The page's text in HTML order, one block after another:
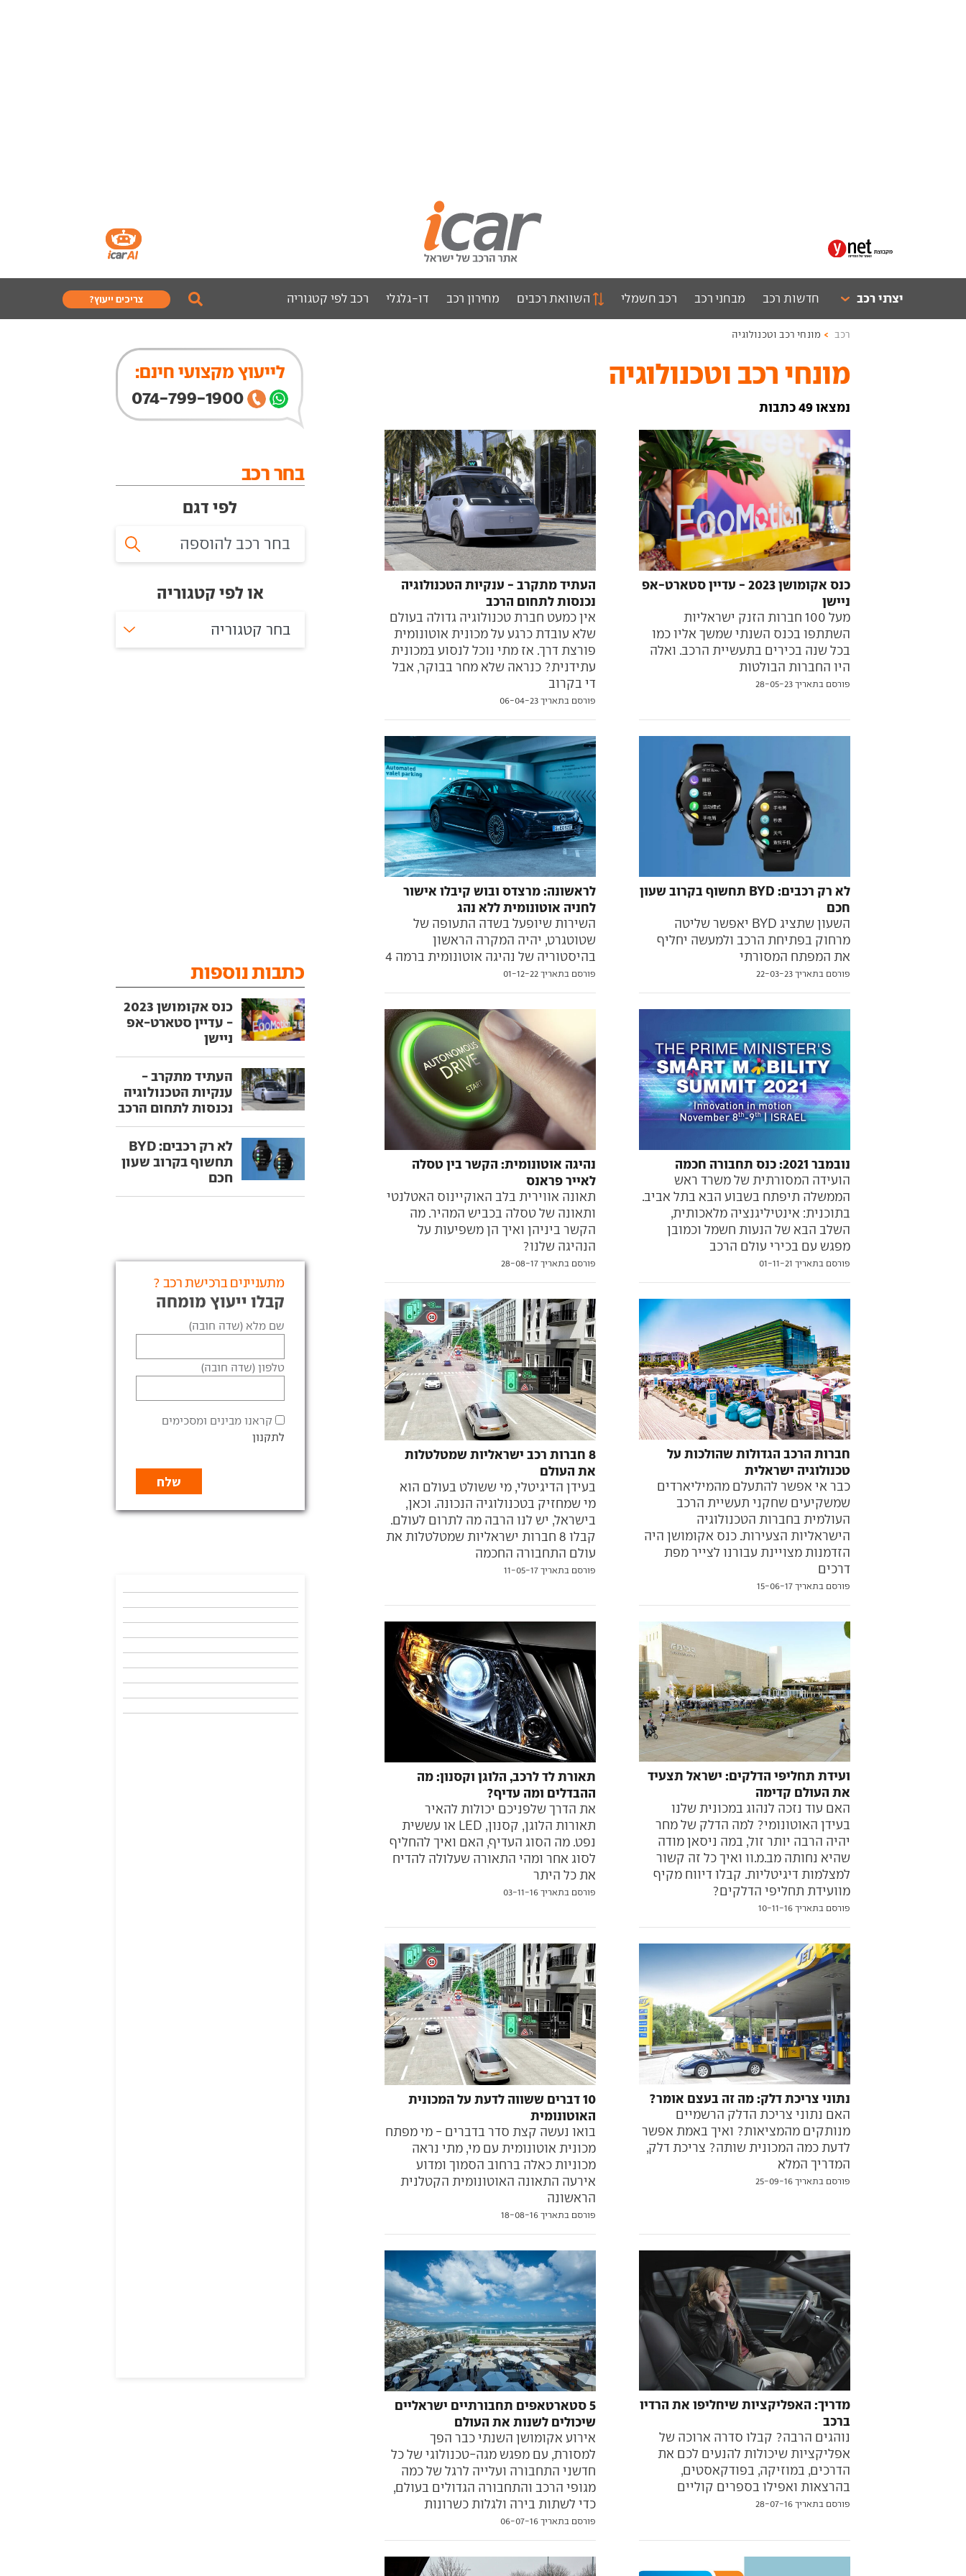
יצרני רכב חדשות רכב מבחני רכב רכב חשמלי השוואת רכבים מחירון רכב דו-גלגלי רכב לפי קטגוריה צריכים ייעוץ?
רכב מונחי רכב וטכנולוגיה
מונחי רכב וטכנולוגיה
נמצאו 49 כתבות
כנס אקומושן 2023 - עדיין סטארט-אפ
ניישן
מעל 100 חברות הזנק ישראליות
השתתפו בכנס השנתי שמשך אליו כמו
בכל שנה בכירים בתעשיית הרכב. ואלה
היו החברות הבולטות
פורסם בתאריך 28-05-23
העתיד מתקרב - ענקיות הטכנולוגיה
נכנסות לתחום הרכב
אין כמעט חברת טכנולוגיה גדולה בעולם
שלא עובדת כרגע על מכונית אוטונומית
פורצת דרך. אז מתי נוכל לנסוע במכונית
עתידנית? כנראה שלא מחר בבוקר, אבל
די בקרוב
פורסם בתאריך 06-04-23
לא רק רכבים: BYD תחשוף בקרוב שעון
חכם
השעון שתציג BYD יאפשר שליטה
מרחוק בפתיחת הרכב ולמעשה יחליף
את המפתח המסורתי
פורסם בתאריך 22-03-23
לראשונה: מרצדס ובוש קיבלו אישור
לחניה אוטונומית ללא נהג
השירות שיופעל בשדה התעופה של
שטוטגרט, יהיה המקרה הראשון
בהיסטוריה של נהיגה אוטונומית ברמה 4
פורסם בתאריך 01-12-22
נובמבר 2021: כנס תחבורה חכמה
הועידה המסורתית של משרד ראש
הממשלה תיפתח בשבוע הבא בתל אביב.
בתוכנית: אינטיליגנציה מלאכותית,
השלב הבא של הנעות חשמל וכמובן
מפגש עם בכירי עולם הרכב
פורסם בתאריך 01-11-21
נהיגה אוטונומית: הקשר בין טסלה
לאייר פראנס
תאונה אווירית בלב האוקיינוס האטלנטי
ותאונה של טסלה בכביש המהיר. מה
הקשר ביניהן ואיך הן משפיעות על
הנהיגה שלנו?
פורסם בתאריך 28-08-17
חברות הרכב הגדולות שהולכות על
טכנולוגיה ישראלית
כבר אי אפשר להתעלם מהמיליארדים
שמשקיעים שחקני תעשיית הרכב
העולמית בחברות הטכנולוגיה
הישראליות הצעירות. כנס אקומושן היה
הזדמנות מצויינת עבורנו לצייר מפת
דרכים
פורסם בתאריך 15-06-17
8 חברות רכב ישראליות שמטלטלות
את העולם
בעידן הדיגיטלי, מי ששולט בעולם הוא
מי שמחזיק בטכנולוגיה הנכונה. וכאן,
בישראל, יש לנו הרבה מה לתרום לעולם.
קבלו 8 חברות ישראליות שמטלטלות את
עולם התחבורה החכמה
פורסם בתאריך 11-05-17
ועידת תחליפי הדלקים: ישראל תצעיד
את העולם קדימה
האם עוד נזכה לנהוג במכונית שלנו
בעידן האוטונומי? למה הדלק של מחר
יהיה הרבה יותר זול, במה ניסאן מודה
שהיא נחותה מב.מ.וו ואיך כל זה קשור
למצלמות דיגיטליות. קבלו דיווח מקיף
מוועידת תחליפי הדלקים?
פורסם בתאריך 10-11-16
תאורת לד לרכב, הלוגן וקסנון: מה
ההבדלים ומה עדיף?
את הדרך שלפניכם יכולות להאיר
תאורות הלוגן, קסנון, LED או עששית
נפט. מה הסוג העדיף, האם ואיך להחליף
לסוג אחר ומהי התאורה שעלולה להדיח
את כל היתר
פורסם בתאריך 03-11-16
נתוני צריכת דלק: מה זה בעצם אומר?
האם נתוני צריכת הדלק הרשמיים
מנותקים מהמציאות? ואיך באמת אפשר
לדעת כמה המכונית שותה? צריכת דלק,
המדריך המלא
פורסם בתאריך 25-09-16
10 דברים ששווה לדעת על המכונית
האוטונומית
בואו נעשה קצת סדר בדברים - מי מפתח
מכונית אוטונומית עם מי, מתי נראה
מכוניות כאלה ברחוב הסמוך ומדוע
אירעה התאונה האוטונומית הקטלנית
הראשונה
פורסם בתאריך 18-08-16
מדריך: האפליקציות שיחליפו את הרדיו
ברכב
נוהגים הרבה? קבלו סדרה ארוכה של
אפליקציות שיכולות להנעים לכם את
הדרכים, במוזיקה, בפודקאסטים,
בהרצאות ואפילו בספרים קוליים
פורסם בתאריך 28-07-16
5 סטארטאפים תחבורתיים ישראליים
שיכולים לשנות את העולם
אירוע אקומושן השנתי כבר הפך
למסורת, עם מפגש מגה-טכנולוגי של כל
חדשני התחבורה ועלייה לרגל של כמה
מגופי הרכב והתחבורה הגדולים בעולם,
כדי לשתות בירה ולגלות כשרונות
פורסם בתאריך 06-07-16
לייעוץ מקצועי חינם:
074-799-1900
בחר רכב
לפי דגם
או לפי קטגוריה
בחר קטגוריה
כתבות נוספות
כנס אקומושן 2023
- עדיין סטארט-אפ
ניישן
העתיד מתקרב -
ענקיות הטכנולוגיה
נכנסות לתחום הרכב
לא רק רכבים: BYD
תחשוף בקרוב שעון
חכם
מתעניינים ברכישת רכב ?
קבלו ייעוץ מומחה
שם מלא (שדה חובה)
טלפון (שדה חובה)
קראנו מבינים ומסכימים
לתקנון